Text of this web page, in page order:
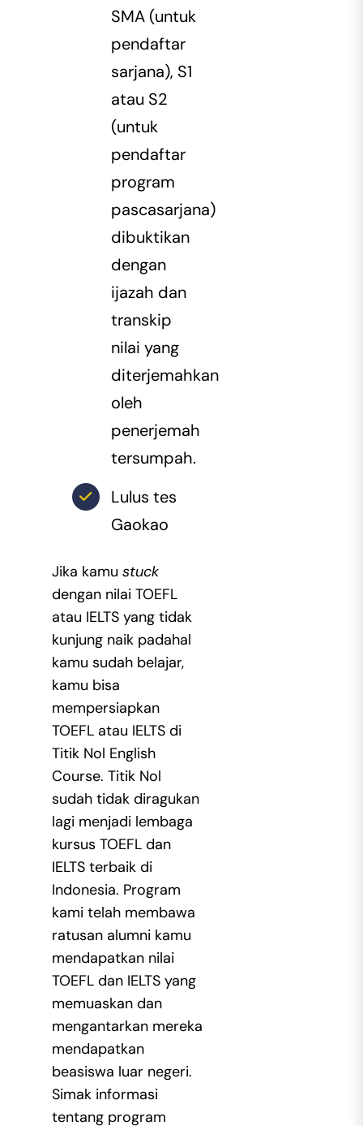
SMA (untuk
pendaftar
sarjana), S1
atau S2
(untuk
pendaftar
program
pascasarjana)
dibuktikan
dengan
ijazah dan
transkip
nilai yang
diterjemahkan
oleh
penerjemah
tersumpah.
Lulus tes
Gaokao
Jika kamu stuck
dengan nilai TOEFL
atau IELTS yang tidak
kunjung naik padahal
kamu sudah belajar,
kamu bisa
mempersiapkan
TOEFL atau IELTS di
Titik Nol English
Course. Titik Nol
sudah tidak diragukan
lagi menjadi lembaga
kursus TOEFL dan
IELTS terbaik di
Indonesia. Program
kami telah membawa
ratusan alumni kamu
mendapatkan nilai
TOEFL dan IELTS yang
memuaskan dan
mengantarkan mereka
mendapatkan
beasiswa luar negeri.
Simak informasi
tentang program